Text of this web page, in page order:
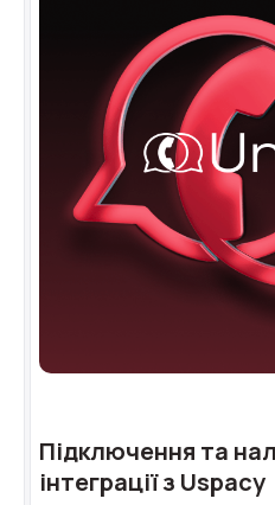
Підключення та
інтеграції з Uspacy